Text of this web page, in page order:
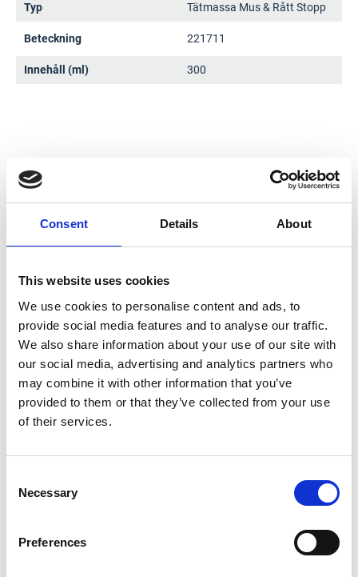
Consent Details About
This website uses cookies
We use cookies to personalise content and ads, to
provide social media features and to analyse our traffic.
We also share information about your use of our site with
our social media, advertising and analytics partners who
may combine it with other information that you’ve
provided to them or that they’ve collected from your use
of their services.
Selection
Necessary
Preferences
Typ Tätmassa Mus & Rått Stopp
Beteckning 221711
Innehåll (ml) 300
Dokument
Miljöinformation
Skyddsangivelser
P501:
Innehållet/behållaren lämnas till
en godkänd avfallsanläggning.